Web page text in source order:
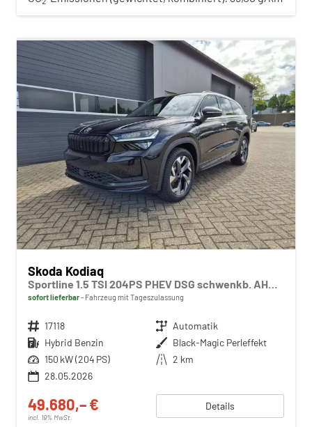
Skoda Kodiaq
Sportline 1.5 TSI 204PS PHEV DSG schwenkb. AHK elektr. PanoDach HUD Alcantara PDC v+h 360°Kamera CANTON Sound Klimaautomatik Sitzheizung Lenkradheizung Navi Apple CarPlay Android Auto 2xKeyless 19"LM vollelektr. Reichweite 116KM
sofort lieferbar Fahrzeug mit Tageszulassung
Fahrzeugnr. 17118 Getriebe Automatik
Kraftstoff Hybrid Benzin Außenfarbe Black-Magic Perleffekt
Leistung 150 kW (204 PS) Kilometerstand 2 km
28.05.2026
49.680,– €
incl. 19% MwSt.
Details